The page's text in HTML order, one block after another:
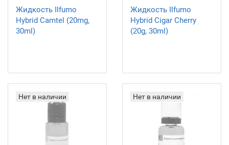
Жидкость Ilfumo
Hybrid Camtel (20mg,
30ml)
Жидкость Ilfumo
Hybrid Cigar Cherry
(20g, 30ml)
Нет в наличии Нет в наличии